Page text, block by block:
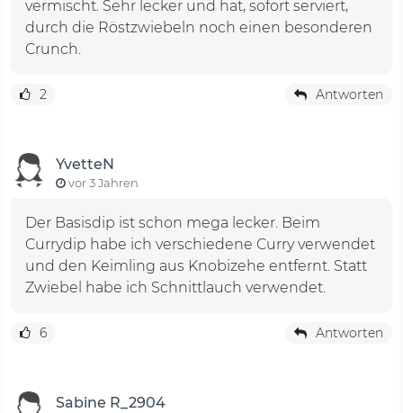
vermischt. Sehr lecker und hat, sofort serviert,
durch die Röstzwiebeln noch einen besonderen
Crunch.
2 Antworten
YvetteN
vor 3 Jahren
Der Basisdip ist schon mega lecker. Beim
Currydip habe ich verschiedene Curry verwendet
und den Keimling aus Knobizehe entfernt. Statt
Zwiebel habe ich Schnittlauch verwendet.
6 Antworten
Sabine R_2904